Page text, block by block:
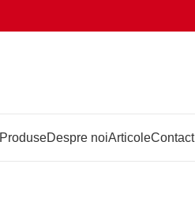
ProduseDespre noiArticoleContact